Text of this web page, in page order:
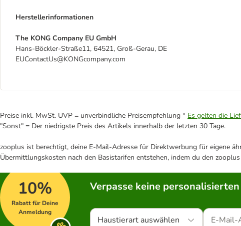
Herstellerinformationen
The KONG Company EU GmbH
Hans-Böckler-Straße11, 64521, Groß-Gerau, DE
EUContactUs@KONGcompany.com
Preise inkl. MwSt. UVP = unverbindliche Preisempfehlung * Es gelten die
"Sonst" = Der niedrigste Preis des Artikels innerhalb der letzten 30 Tage.
zooplus ist berechtigt, deine E-Mail-Adresse für Direktwerbung für eigene
Übermittlungskosten nach den Basistarifen entstehen, indem du den
10%
Rabatt für Deine
Anmeldung
Verpasse keine
Haustierart auswählen